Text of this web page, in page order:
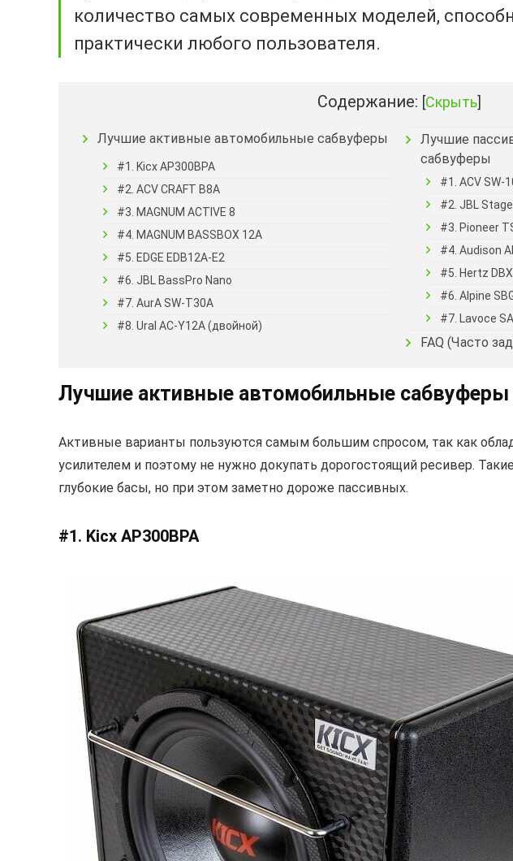
количество самых современных моделей,
практически любого пользователя.
Содержание: [Скрыть]
Лучшие активные автомобильные сабвуферы
#1. Kicx AP300BPA
#2. ACV CRAFT B8A
#3. MAGNUM ACTIVE 8
#4. MAGNUM BASSBOX 12A
#5. EDGE EDB12A-E2
#6. JBL BassPro Nano
#7. AurA SW-T30A
#8. Ural AC-Y12A (двойной)
Лучшие
сабвуферы
#1. ACV SW-
#2. JBL
#3. Pioneer
#4. Audison
#5. Hertz
#6. Alpine
#7. Lavoce
FAQ (Часто
Лучшие активные автомобильные сабвуферы
Активные варианты пользуются самым большим спросом, так как
усилителем и поэтому не нужно докупать дорогостоящий ресивер.
глубокие басы, но при этом заметно дороже пассивных.
#1. Kicx AP300BPA